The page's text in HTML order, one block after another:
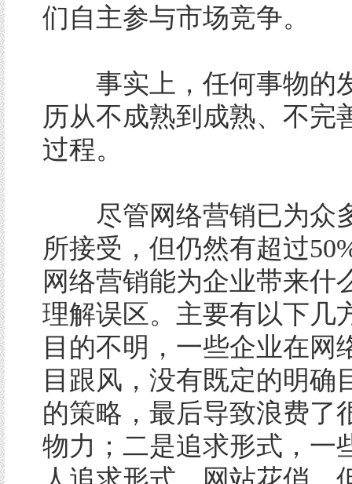
们自主参与市场竞争。
事实上，任何事物的
历从不成熟到成熟、不完
过程。
尽管网络营销已为众
所接受，但仍然有超过
网络营销能为企业带来什
理解误区。主要有以下几
目的不明，一些企业在网
目跟风，没有既定的明确
的策略，最后导致浪费了
物力；二是追求形式，一